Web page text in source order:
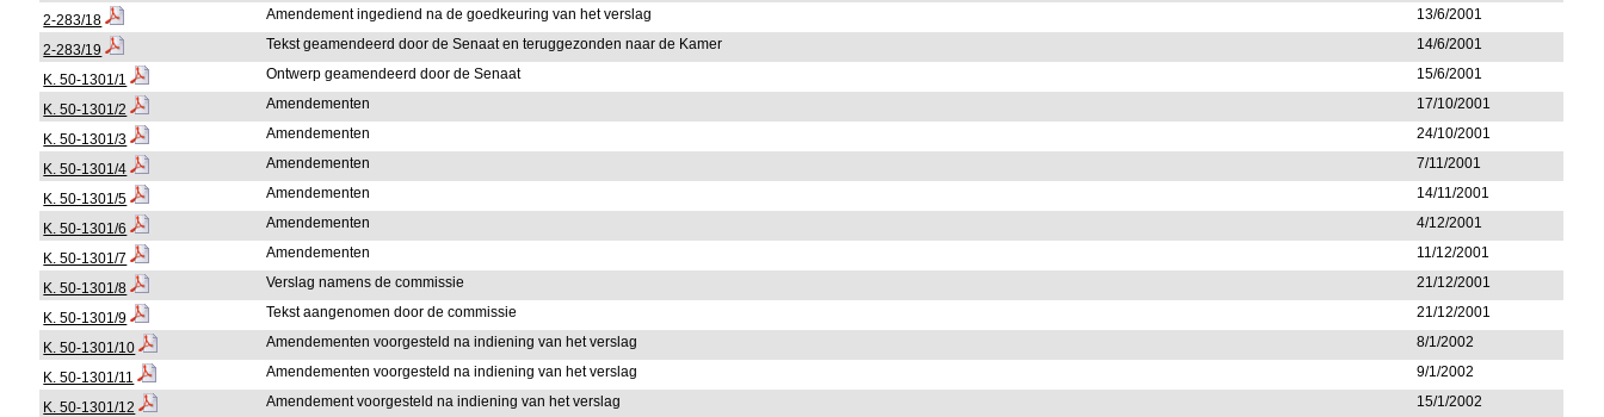
2-283/18 Amendement ingediend na de goedkeuring van het verslag 13/6/2001
2-283/19 Tekst geamendeerd door de Senaat en teruggezonden naar de Kamer 14/6/2001
K. 50-1301/1 Ontwerp geamendeerd door de Senaat 15/6/2001
K. 50-1301/2 Amendementen 17/10/2001
K. 50-1301/3 Amendementen 24/10/2001
K. 50-1301/4 Amendementen 7/11/2001
K. 50-1301/5 Amendementen 14/11/2001
K. 50-1301/6 Amendementen 4/12/2001
K. 50-1301/7 Amendementen 11/12/2001
K. 50-1301/8 Verslag namens de commissie 21/12/2001
K. 50-1301/9 Tekst aangenomen door de commissie 21/12/2001
K. 50-1301/10 Amendementen voorgesteld na indiening van het verslag 8/1/2002
K. 50-1301/11 Amendementen voorgesteld na indiening van het verslag 9/1/2002
K. 50-1301/12 Amendement voorgesteld na indiening van het verslag 15/1/2002